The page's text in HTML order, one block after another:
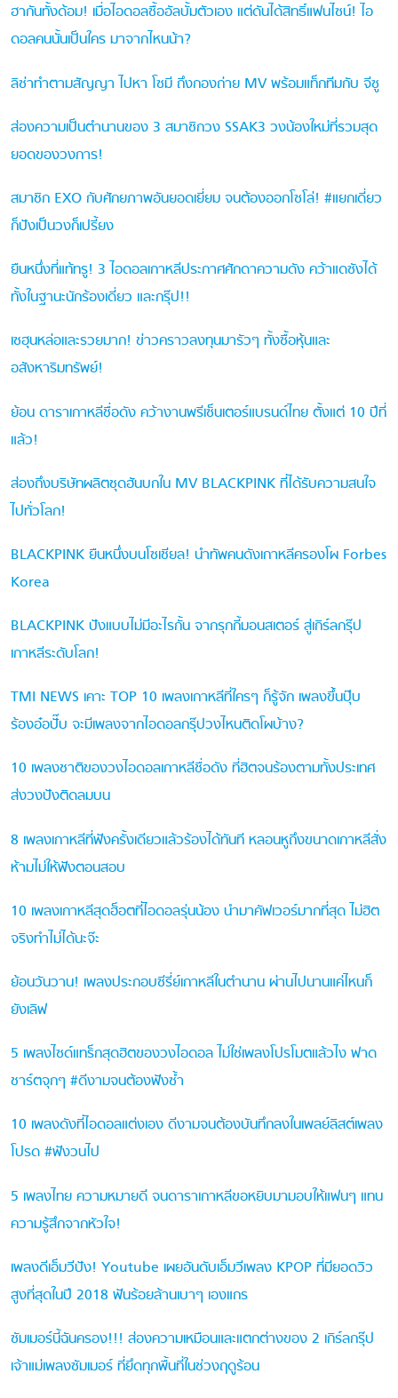
ฮากันทั้งด้อม! เมื่อไอดอลซื้ออัลบั้มตัวเอง แต่ดันได้สิทธิ์แฟนไซน์! ไอ
ดอลคนนั้นเป็นใคร มาจากไหนน้า?
ลิซ่าทำตามสัญญา ไปหา โซมี ถึงกองถ่าย MV พร้อมแท็กทีมกับ จีซู
ส่องความเป็นตำนานของ 3 สมาชิกวง SSAK3 วงน้องใหม่ที่รวมสุด
ยอดของวงการ!
สมาชิก EXO กับศักยภาพอันยอดเยี่ยม จนต้องออกโซโล่! #แยกเดี่ยว
ก็ปังเป็นวงก็เปรี้ยง
ยืนหนึ่งที่แท้ทรู! 3 ไอดอลเกาหลีประกาศศักดาความดัง คว้าแดซังได้
ทั้งในฐานะนักร้องเดี่ยว และกรุ๊ป!!
เซฮุนหล่อและรวยมาก! ข่าวคราวลงทุนมารัวๆ ทั้งซื้อหุ้นและ
อสังหาริมทรัพย์!
ย้อน ดาราเกาหลีชื่อดัง คว้างานพรีเซ็นเตอร์แบรนด์ไทย ตั้งแต่ 10 ปีที่
แล้ว!
ส่องถึงบริษัทผลิตชุดฮันบกใน MV BLACKPINK ที่ได้รับความสนใจ
ไปทั่วโลก!
BLACKPINK ยืนหนึ่งบนโซเชียล! นำทัพคนดังเกาหลีครองโผ Forbes
Korea
BLACKPINK ปังแบบไม่มีอะไรกั้น จากรุกกี้มอนสเตอร์ สู่เกิร์ลกรุ๊ป
เกาหลีระดับโลก!
TMI NEWS เคาะ TOP 10 เพลงเกาหลีที่ใครๆ ก็รู้จัก เพลงขึ้นปุ๊บ
ร้องอ๋อปั๊บ จะมีเพลงจากไอดอลกรุ๊ปวงไหนติดโผบ้าง?
10 เพลงชาติของวงไอดอลเกาหลีชื่อดัง ที่ฮิตจนร้องตามทั้งประเทศ
ส่งวงปังติดลมบน
8 เพลงเกาหลีที่ฟังครั้งเดียวแล้วร้องได้ทันที หลอนหูถึงขนาดเกาหลีสั่ง
ห้ามไม่ให้ฟังตอนสอบ
10 เพลงเกาหลีสุดฮ็อตที่ไอดอลรุ่นน้อง นำมาคัฟเวอร์มากที่สุด ไม่ฮิต
จริงทำไม่ได้นะจ๊ะ
ย้อนวันวาน! เพลงประกอบซีรี่ย์เกาหลีในตำนาน ผ่านไปนานแค่ไหนก็
ยังเลิฟ
5 เพลงไซด์แทร็กสุดฮิตของวงไอดอล ไม่ใช่เพลงโปรโมตแล้วไง ฟาด
ชาร์ตจุกๆ #ดีงามจนต้องฟังซ้ำ
10 เพลงดังที่ไอดอลแต่งเอง ดีงามจนต้องบันทึกลงในเพลย์ลิสต์เพลง
โปรด #ฟังวนไป
5 เพลงไทย ความหมายดี จนดาราเกาหลีขอหยิบมามอบให้แฟนๆ แทน
ความรู้สึกจากหัวใจ!
เพลงดีเอ็มวีปัง! Youtube เผยอันดับเอ็มวีเพลง KPOP ที่มียอดวิว
สูงที่สุดในปี 2018 ฟันร้อยล้านเบาๆ เองแกร
ซัมเมอร์นี้ฉันครอง!!! ส่องความเหมือนและแตกต่างของ 2 เกิร์ลกรุ๊ป
เจ้าแม่เพลงซัมเมอร์ ที่ยึดทุกพื้นที่ในช่วงฤดูร้อน